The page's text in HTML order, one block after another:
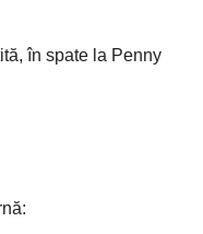
în spate la Penny